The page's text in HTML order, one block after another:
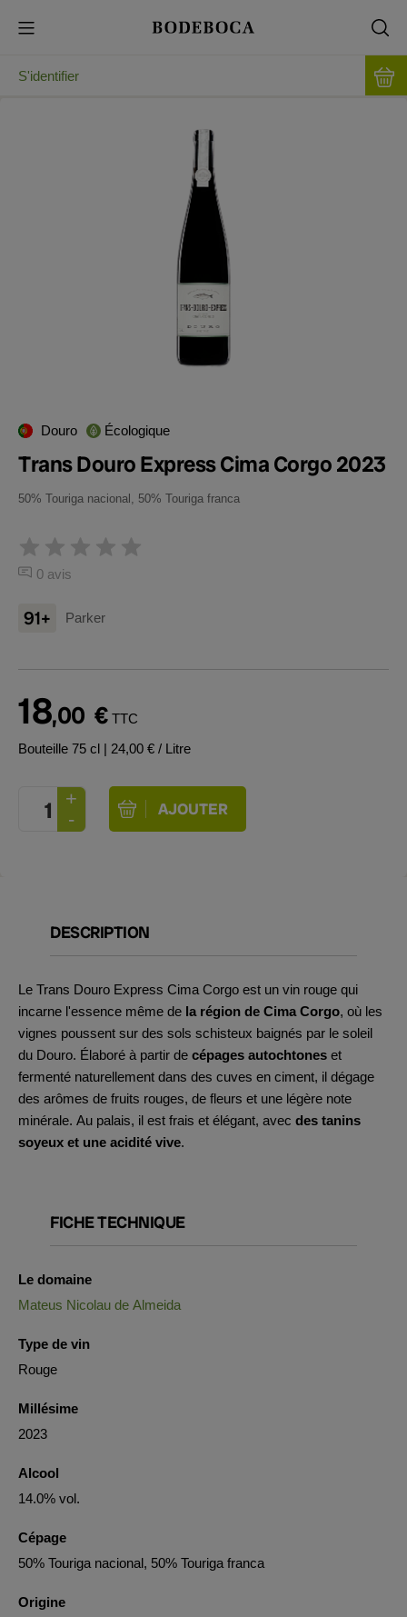
S'identifier
Douro Écologique
Trans Douro Express Cima Corgo 2023
50% Touriga nacional, 50% Touriga franca
0 avis
91+ Parker
18,00 € TTC
Bouteille 75 cl | 24,00 € / Litre
DESCRIPTION
Le Trans Douro Express Cima Corgo est un vin rouge qui
incarne l'essence même de la région de Cima Corgo, où les
vignes poussent sur des sols schisteux baignés par le soleil
du Douro. Élaboré à partir de cépages autochtones et
fermenté naturellement dans des cuves en ciment, il dégage
des arômes de fruits rouges, de fleurs et une légère note
minérale. Au palais, il est frais et élégant, avec des tanins
soyeux et une acidité vive.
FICHE TECHNIQUE
Le domaine
Mateus Nicolau de Almeida
Type de vin
Rouge
Millésime
2023
Alcool
14.0% vol.
Cépage
50% Touriga nacional, 50% Touriga franca
Origine